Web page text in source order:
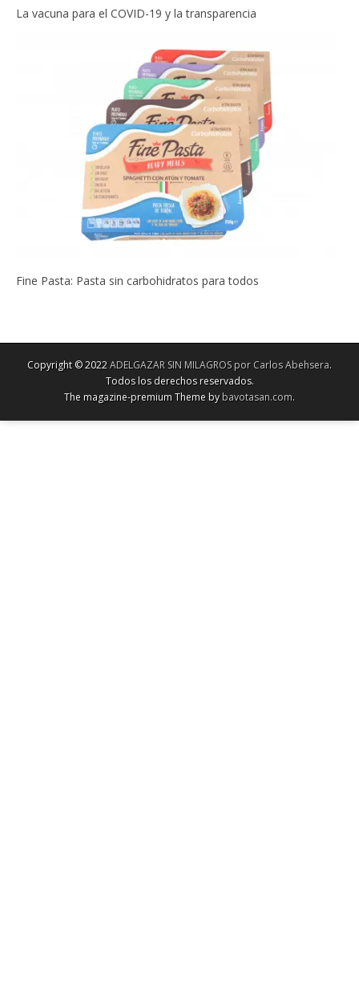
La vacuna para el COVID-19 y la transparencia
Fine Pasta: Pasta sin carbohidratos para todos
Copyright © 2022ADELGAZAR SIN MILAGROS por Carlos Abehsera.
Todos los derechos reservados.
The magazine-premium Theme bybavotasan.com.